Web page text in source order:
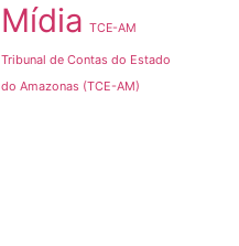
Mídia TCE-AM
Tribunal de Contas do Estado
do Amazonas (TCE-AM)